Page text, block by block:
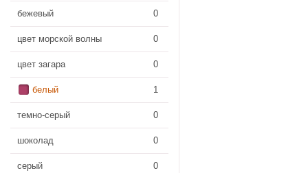
бежевый 0
цвет морской волны 0
цвет загара 0
белый 1
темно-серый 0
шоколад 0
серый 0